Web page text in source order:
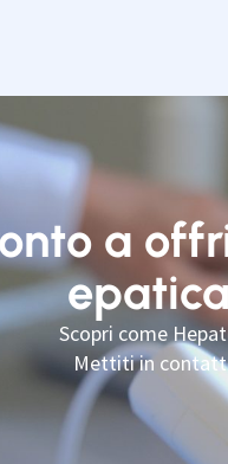
a
Scopri come
Mettiti in